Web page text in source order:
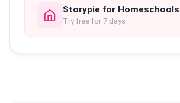
Storypie for Homeschools
Try free for 7 days